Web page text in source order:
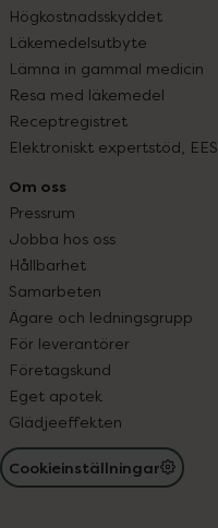
Högkostnadsskyddet
Läkemedelsutbyte
Lämna in gammal medicin
Resa med läkemedel
Receptregistret
Elektroniskt expertstöd, EES
Om oss
Pressrum
Jobba hos oss
Hållbarhet
Samarbeten
Ägare och ledningsgrupp
För leverantörer
Företagskund
Eget apotek
Glädjeeffekten
Cookieinställningar